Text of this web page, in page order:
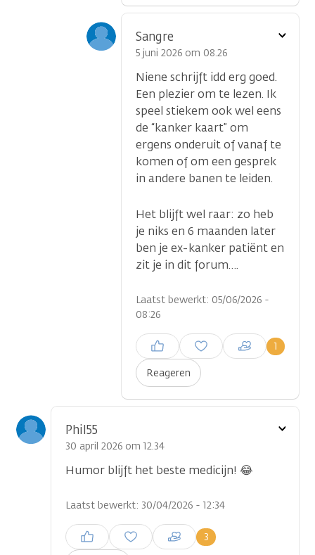
Sangre
5 juni 2026 om 08.26
Niene schrijft idd erg goed.
Een plezier om te lezen. Ik
speel stiekem ook wel eens
de “kanker kaart” om
ergens onderuit of vanaf te
komen of om een gesprek
in andere banen te leiden.
Het blijft wel raar: zo heb
je niks en 6 maanden later
ben je ex-kanker patiënt en
zit je in dit forum….
Laatst bewerkt: 05/06/2026 -
08:26
Reageren
1
Inloggen om een reactie te
plaatsen
Toon
Phil55
30 april 2026 om 12.34
Humor blijft het beste medicijn! 😂
Laatst bewerkt: 30/04/2026 - 12:34
3
Inloggen om een reactie te
plaatsen
Toon